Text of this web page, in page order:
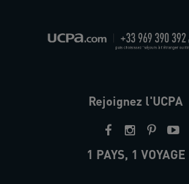
Rejoignez l'UCPA
1 PAYS, 1 VOYAGE